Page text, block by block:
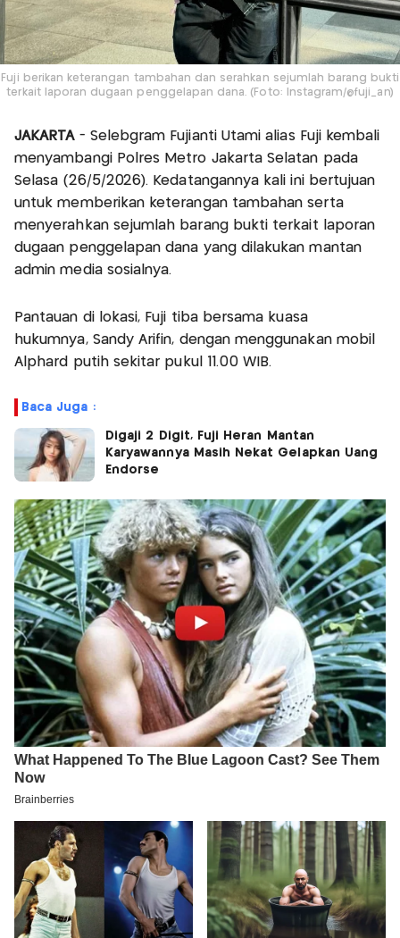
Fuji berikan keterangan tambahan dan serahkan sejumlah barang bukti
terkait laporan dugaan penggelapan dana. (Foto: Instagram/@fuji_an)
JAKARTA- Selebgram Fujianti Utami alias Fuji kembali
menyambangi Polres Metro Jakarta Selatan pada
Selasa (26/5/2026). Kedatangannya kali ini bertujuan
untuk memberikan keterangan tambahan serta
menyerahkan sejumlah barang bukti terkait laporan
dugaan penggelapan dana yang dilakukan mantan
admin media sosialnya.
Pantauan di lokasi, Fuji tiba bersama kuasa
hukumnya, Sandy Arifin, dengan menggunakan mobil
Alphard putih sekitar pukul 11.00 WIB.
Baca Juga :
Digaji 2 Digit, Fuji Heran Mantan
Karyawannya Masih Nekat Gelapkan Uang
Endorse